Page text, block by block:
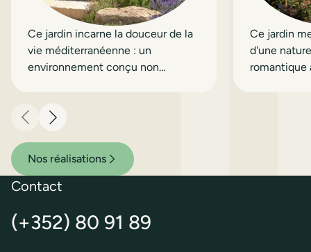
Précédent
Suivant
Ce jardin incarne la douceur de la
vie méditerranéenne : un
environnement conçu non
redécouvert au fil des saisons.
Ce jardin
d'une
romantique
Nos réalisations
Contact
(+352) 80 91 89